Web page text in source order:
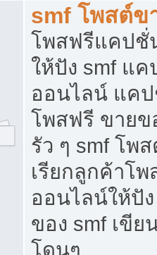
smf โพสต์ข
โพสฟรีแคปชั่
ให้ปัง smf แ
ออนไลน์ แค
โพสฟรี ขายข
รัว ๆ smf โพ
เรียกลูกค้าโ
ออนไลน์ให้ปั
ของ smf เขี
โดนๆ